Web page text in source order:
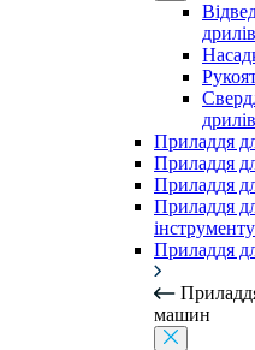
дрилів
дрилів
Приладдя
Приладдя
Приладдя
Приладдя
інструменту
Приладдя
машин